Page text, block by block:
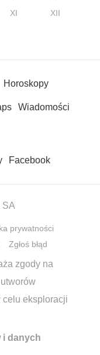
XI XII
Horoskopy
Wiadomości
Facebook
SA
prywatności
Zgłoś błąd
zgody na
celu eksploracji
i danych